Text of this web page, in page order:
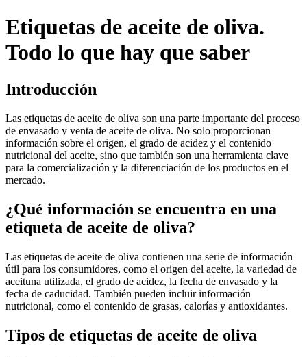
Etiquetas de aceite de oliva.
Todo lo que hay que saber
Introducción
Las etiquetas de aceite de oliva son una parte importante del proceso
de envasado y venta de aceite de oliva. No solo proporcionan
información sobre el origen, el grado de acidez y el contenido
nutricional del aceite, sino que también son una herramienta clave
para la comercialización y la diferenciación de los productos en el
mercado.
¿Qué información se encuentra en una
etiqueta de aceite de oliva?
Las etiquetas de aceite de oliva contienen una serie de información
útil para los consumidores, como el origen del aceite, la variedad de
aceituna utilizada, el grado de acidez, la fecha de envasado y la
fecha de caducidad. También pueden incluir información
nutricional, como el contenido de grasas, calorías y antioxidantes.
Tipos de etiquetas de aceite de oliva